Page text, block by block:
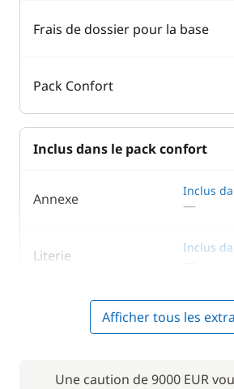
Frais de dossier pour la base
Pack Confort
Inclus dans le pack confort
Annexe Inclus
—
Literie Inclus
Moteur Hors Bord Inclus
—
—
Afficher tous les
Une caution de 9000 EUR